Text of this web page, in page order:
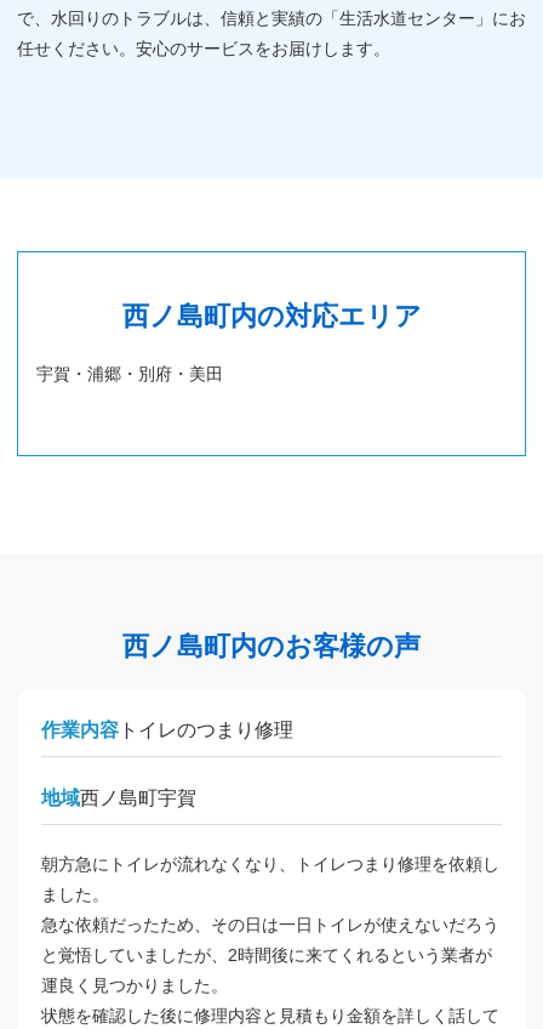
で、水回りのトラブルは、信頼と実績の「生活水道センター」にお
任せください。安心のサービスをお届けします。
西ノ島町内の対応エリア
宇賀・浦郷・別府・美田
西ノ島町内のお客様の声
作業内容 トイレのつまり修理
地域西ノ島町宇賀
朝方急にトイレが流れなくなり、トイレつまり修理を依頼し
ました。
急な依頼だったため、その日は一日トイレが使えないだろう
と覚悟していましたが、2時間後に来てくれるという業者が
運良く見つかりました。
状態を確認した後に修理内容と見積もり金額を詳しく話して